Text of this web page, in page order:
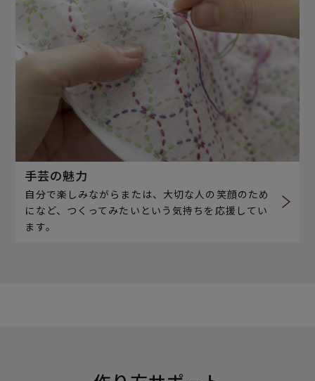
手芸の魅力
自分で楽しみながらまたは、大切な人の笑顔のため
になど、つくってみたいという気持ちを応援してい
ます。